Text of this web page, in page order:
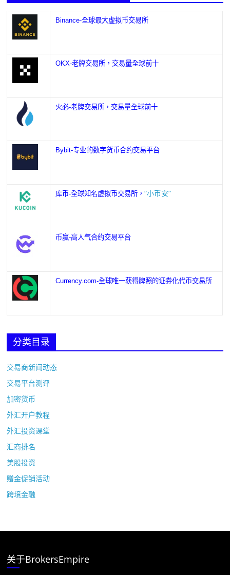
Binance-全球最大虚拟币交易所
OKX-老牌交易所，交易量全球前十
火必-老牌交易所，交易量全球前十
Bybit-专业的数字货币合约交易平台
库币-全球知名虚拟币交易所，“小币安”
币赢-高人气合约交易平台
Currency.com-全球唯一获得牌照的证券化代币交易所
分类目录
交易商新闻动态
交易平台测评
加密货币
外汇开户教程
外汇投资课堂
汇商排名
美股投资
赠金促销活动
跨境金融
关于BrokersEmpire